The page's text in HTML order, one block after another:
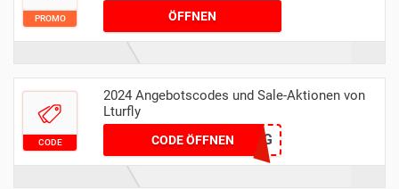
PROMO ÖFFNEN
CODE
2024 Angebotscodes und Sale-Aktionen von
Lturfly
CODE ÖFFNENFRÜHLING